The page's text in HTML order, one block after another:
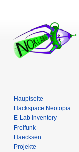
Hauptseite
Hackspace Neotopia
E-Lab Inventory
Freifunk
Haecksen
Projekte